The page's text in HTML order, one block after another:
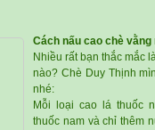
Cách nấu cao chè vằng
Nhiều rất bạn thắc mắc
nào? Chè Duy Thịnh
nhé:
Mỗi loại cao lá thuốc
thuốc nam và chỉ thêm